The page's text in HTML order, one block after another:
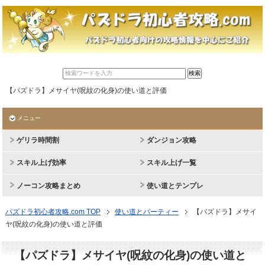
【パズドラ】メサイヤ(呪紋の化身)の使い道と評価
メニュー
ゲリラ時間割 ダンジョン攻略
スキル上げ効率 スキル上げ一覧
ノーコン攻略まとめ 使い道とテンプレ
パズドラ初心者攻略.com TOP 使い道とパーティー
【パズドラ】メサイ
ヤ(呪紋の化身)の使い道と評価
【パズドラ】メサイヤ(呪紋の化身)の使い道と